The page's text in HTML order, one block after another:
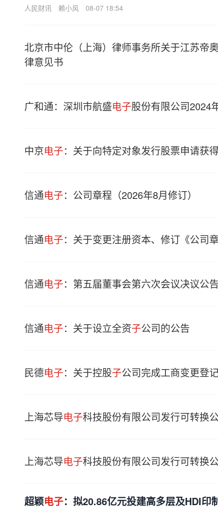
人民财讯
赖小风 08-07 18:54
北京市中伦（上海）律师事务所关于江苏帝
律意见书
广和通：深圳市航盛电子股份有限公司2024
中京电子：关于向特定对象发行股票申请获
信通电子：公司章程（2026年8月修订）
信通电子：关于变更注册资本、修订《公司
信通电子：第五届董事会第六次会议决议公
信通电子：关于设立全资子公司的公告
民德电子：关于控股子公司完成工商变更登
上海芯导电子科技股份有限公司发行可转换
上海芯导电子科技股份有限公司发行可转换
超颖电子：拟20.86亿元投建高多层及HDI印